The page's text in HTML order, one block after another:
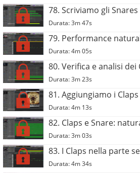
78. Scriviamo gli
Durata: 3m 47s
79. Performance
Durata: 4m 05s
80. Verifica e analisi dei
Durata: 3m 23s
81. Aggiungiamo i Claps
Durata: 4m 13s
82. Claps e Snare:
Durata: 3m 03s
83. I Claps nella parte
Durata: 4m 34s